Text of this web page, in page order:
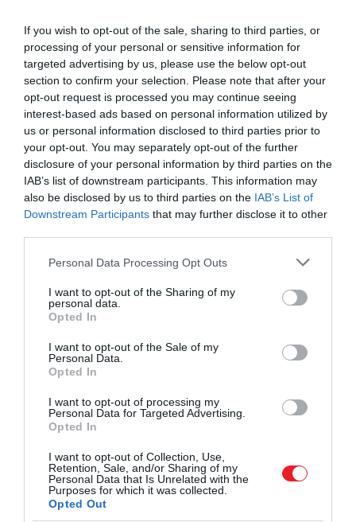
If you wish to opt-out of the sale, sharing to third parties, or
processing of your personal or sensitive information for
targeted advertising by us, please use the below opt-out
section to confirm your selection. Please note that after your
opt-out request is processed you may continue seeing
interest-based ads based on personal information utilized by
us or personal information disclosed to third parties prior to
your opt-out. You may separately opt-out of the further
disclosure of your personal information by third parties on the
IAB’s list of downstream participants. This information may
also be disclosed by us to third parties on the IAB’s List of
Downstream Participants that may further disclose it to other
Please note that this website/app uses one or more Google
not limited to your visit or usage behaviour. You may click to
grant or deny consent to Google and its third-party tags to
use your data for below specified purposes in below Google
consent section.
Personal Data Processing Opt Outs
I want to opt-out of the Sharing of my
personal data.
Opted In
I want to opt-out of the Sale of my
Personal Data.
Opted In
I want to opt-out of processing my
Personal Data for Targeted Advertising.
Opted In
I want to opt-out of Collection, Use,
Retention, Sale, and/or Sharing of my
Personal Data that Is Unrelated with the
Purposes for which it was collected.
Opted Out
Játékosak, szeleburdik és futkároznak
összevissza – talán így lehet a legjobban
jellemezni a kölyökkutyákat, akik néha
annyira belemerülnek a mókázásba, hogy
még a gazdik szeme elől is eltűnnek. Így
történt ez a 10 hónapos Lunával is, aki
szerencsére hamarosan meg is került. Na,
2023. DECEMBER 17. ● HAMU ÉS GYÉMÁNT
Lunára, a 10 hónapos…